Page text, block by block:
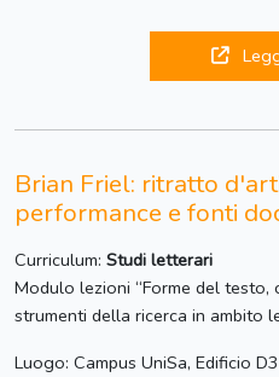
Brian Friel: ritratto
performance e fonti
Curriculum: Studi letterari
Modulo lezioni “Forme del
strumenti della ricerca in ambito
Luogo: Campus UniSa, Edificio